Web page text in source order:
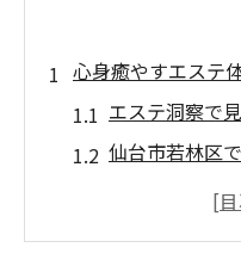
心身癒やすエステ
エステ洞察で
仙台市若林区
初めてのエス